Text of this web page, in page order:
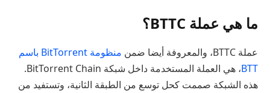
ما هي عملة BTTC؟
عملة BTTC، والمعروفة أيضا ضمن
منظومة BitTorrent باسم
BTT
، هي العملة المستخدمة داخل شبكة BitTorrent Chain.
هذه الشبكة صممت كحل توسع من الطبقة الثانية، وتستفيد من